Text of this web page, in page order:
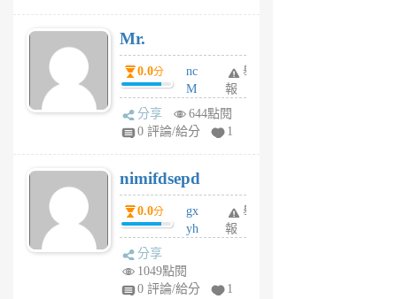
Mr.
0.0分
nc
M
U
F
U
5
個
月
舉
報
分享
644點閱
0 評論/給分
1
nimifdsepd
0.0分
gx
yh
jl
舉
報
分享
1049點閱
0 評論/給分
1